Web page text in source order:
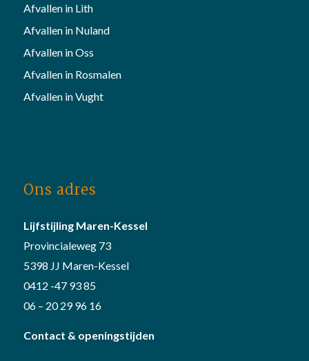
Afvallen in Lith
Afvallen in Nuland
Afvallen in Oss
Afvallen in Rosmalen
Afvallen in Vught
Ons adres
Lijfstijling Maren-Kessel
Provincialeweg 73
5398 JJ Maren-Kessel
0412 -47 93 85
06 – 20 29 96 16
Contact & openingstijden